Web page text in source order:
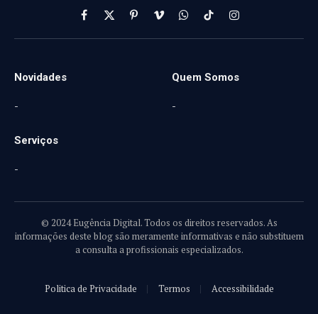
Facebook
X
(Twitter)
PinterestVimeoWhatsApp
TikTokInstagram
Novidades
-
Quem Somos
-
Serviços
-
© 2024 Eugência Digital. Todos os direitos reservados. As
informações deste blog são meramente informativas e não substituem
a consulta a profissionais especializados.
Politica de Privacidade Termos Accessibilidade